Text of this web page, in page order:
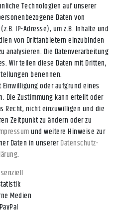
AGB Widerrufs­recht
zzgl.
Technologien auf unserer
Daten von
IP-Adresse), um z.B. Inhalte und
von Drittanbietern einzubinden
analysieren. Die Datenverarbeitung
Wir teilen diese Daten mit Dritten,
benennen.
oder aufgrund eines
Die Zustimmung kann erteilt oder
Recht, nicht einzuwilligen und die
Zeitpunkt zu ändern oder zu
und weitere Hinweise zur
Daten in unsererDaten­schutz­
.
Medien
PayPal